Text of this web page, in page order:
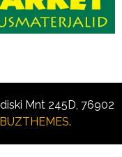
Mnt 245D, 76902
BUZTHEMES.